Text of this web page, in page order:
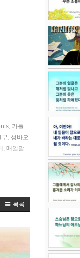
, 카톨
부, 성바오
, 매일말
목록